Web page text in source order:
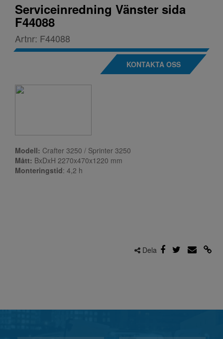
Serviceinredning Vänster sida
F44088
Artnr: F44088
KONTAKTA OSS
Modell: Crafter 3250 / Sprinter 3250
Mått: BxDxH 2270x470x1220 mm
Monteringstid: 4,2 h
Dela